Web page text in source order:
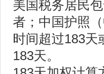
美国税务居民
者；中国护照
时间超过183天
183天。